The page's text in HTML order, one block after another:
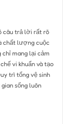
câu trả lời rất rõ
chất lượng cuộc
chỉ mang lại cảm
vi khuẩn và tạo
trì tổng vệ sinh
sống luôn